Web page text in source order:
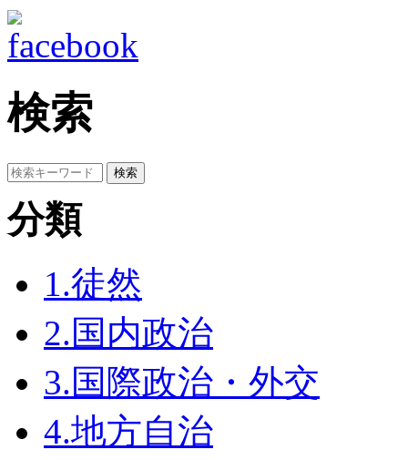
検索
分類
1.徒然
2.国内政治
3.国際政治・外交
4.地方自治